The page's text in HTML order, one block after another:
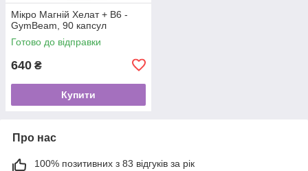
Мікро Магній Хелат + В6 -
GymBeam, 90 капсул
Готово до відправки
640 ₴
Купити
Про нас
100% позитивних з 83 відгуків за рік